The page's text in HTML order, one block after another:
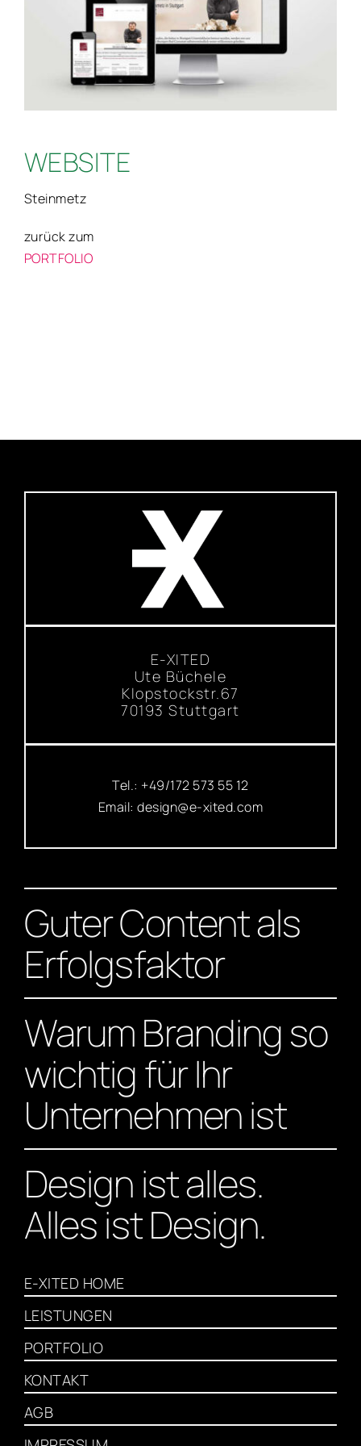
WEBSITE
Steinmetz
zurück zum
PORTFOLIO
E-XITED
Ute Büchele
Klopstockstr.67
70193 Stuttgart
Tel.: +49/172 573 55 12
Email:design@e-xited.com
Guter Content als
Erfolgsfaktor
Warum Branding so
wichtig für Ihr
Unternehmen ist
Design ist alles.
Alles ist Design.
E-XITED HOME
LEISTUNGEN
PORTFOLIO
KONTAKT
AGB